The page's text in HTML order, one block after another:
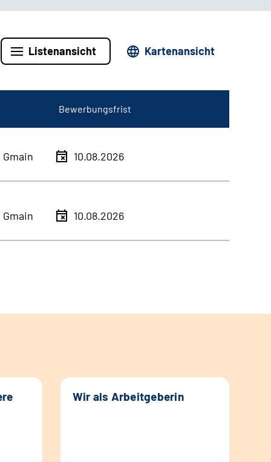
Listenansicht Kartenansicht
Bewerbungsfrist
10.08.2026
10.08.2026
Wir als Arbeitgeberin